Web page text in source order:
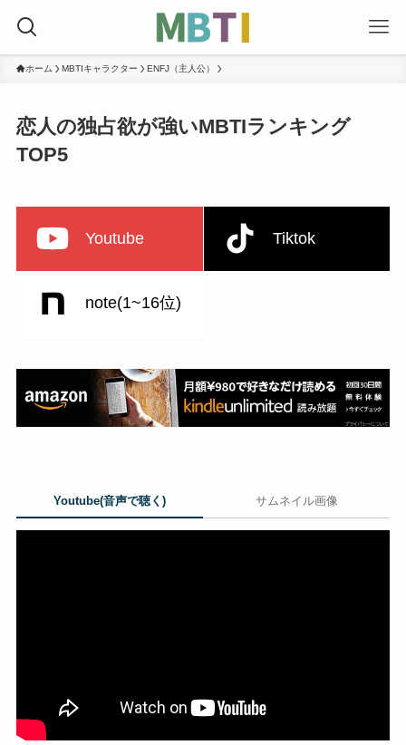
ホーム MBTIキャラクター ENFJ（主人公）
恋人の独占欲が強いMBTIランキング
TOP5
Youtube Tiktok
note(1~16位)
Youtube(音声で聴く) サムネイル画像